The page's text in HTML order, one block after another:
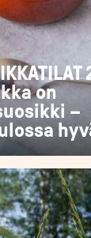
on
–